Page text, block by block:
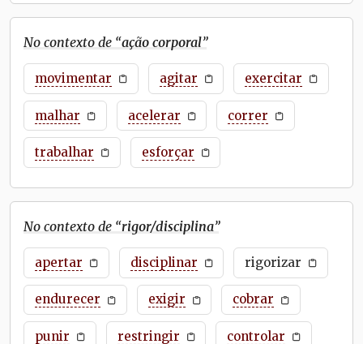
No contexto de “ação corporal”
movimentar agitar exercitar
malhar acelerar correr
trabalhar esforçar
No contexto de “rigor/disciplina”
apertar disciplinar rigorizar
endurecer exigir cobrar
punir restringir controlar